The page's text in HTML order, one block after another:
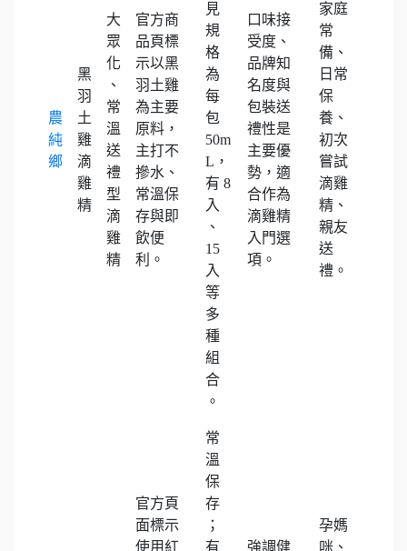
農
純
鄉
黑
羽
土
雞
滴
雞
精
大
眾
化
、
常
溫
送
禮
型
滴
雞
精
官方商
品頁標
示以黑
羽土雞
為主要
原料，
主打不
摻水、
常溫保
存與即
飲便
利。
見
規
格
為
每
包
50m
L，
有 8
入
、
15
入
等
多
種
組
合
。
口味接
受度、
品牌知
名度與
包裝送
禮性是
主要優
勢，適
合作為
滴雞精
入門選
項。
家庭
常
備、
日常
保
養、
初次
嘗試
滴雞
精、
親友
送
禮。
官方頁
面標示
使用紅
常
溫
保
存
；
有
強調健
孕媽
咪、